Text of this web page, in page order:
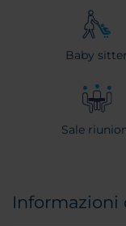
Baby sitter
Sale
Informazioni